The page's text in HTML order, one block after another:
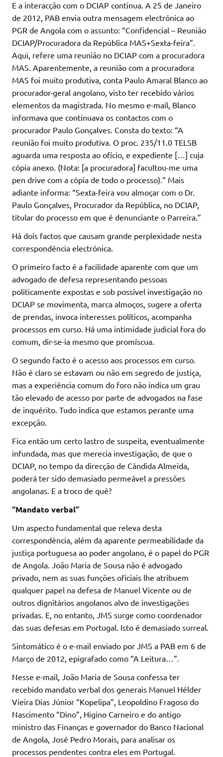
E a interacção com o DCIAP continua. A 25 de Janeiro
de 2012, PAB envia outra mensagem electrónica ao
PGR de Angola com o assunto: “Confidencial – Reunião
DCIAP/Procuradora da República MAS+Sexta-feira”.
Aqui, refere uma reunião no DCIAP com a procuradora
MAS. Aparentemente, a reunião com a procuradora
MAS foi muito produtiva, conta Paulo Amaral Blanco ao
procurador-geral angolano, visto ter recebido vários
elementos da magistrada. No mesmo e-mail, Blanco
informava que continuava os contactos com o
procurador Paulo Gonçalves. Consta do texto: “A
reunião foi muito produtiva. O proc. 235/11.0 TELSB
aguarda uma resposta ao ofício, e expediente […] cuja
cópia anexo. (Nota: [a procuradora] facultou-me uma
pen drive com a cópia de todo o processo).” Mais
adiante informa: “Sexta-feira vou almoçar com o Dr.
Paulo Gonçalves, Procurador da República, no DCIAP,
titular do processo em que é denunciante o Parreira.”
Há dois factos que causam grande perplexidade nesta
correspondência electrónica.
O primeiro facto é a facilidade aparente com que um
advogado de defesa representando pessoas
politicamente expostas e sob possível investigação no
DCIAP se movimenta, marca almoços, sugere a oferta
de prendas, invoca interesses políticos, acompanha
processos em curso. Há uma intimidade judicial fora do
comum, dir-se-ia mesmo que promíscua.
O segundo facto é o acesso aos processos em curso.
Não é claro se estavam ou não em segredo de justiça,
mas a experiência comum do foro não indica um grau
tão elevado de acesso por parte de advogados na fase
de inquérito. Tudo indica que estamos perante uma
excepção.
Fica então um certo lastro de suspeita, eventualmente
infundada, mas que merecia investigação, de que o
DCIAP, no tempo da direcção de Cândida Almeida,
poderá ter sido demasiado permeável a pressões
angolanas. E a troco de quê?
“Mandato verbal”
Um aspecto fundamental que releva desta
correspondência, além da aparente permeabilidade da
justiça portuguesa ao poder angolano, é o papel do PGR
de Angola. João Maria de Sousa não é advogado
privado, nem as suas funções oficiais lhe atribuem
qualquer papel na defesa de Manuel Vicente ou de
outros dignitários angolanos alvo de investigações
privadas. E, no entanto, JMS surge como coordenador
das suas defesas em Portugal. Isto é demasiado surreal.
Sintomático é o e-mail enviado por JMS a PAB em 6 de
Março de 2012, epigrafado como “A Leitura…”.
Nesse e-mail, João Maria de Sousa confessa ter
recebido mandato verbal dos generais Manuel Hélder
Vieira Dias Júnior “Kopelipa”, Leopoldino Fragoso do
Nascimento “Dino”, Higino Carneiro e do antigo
ministro das Finanças e governador do Banco Nacional
de Angola, José Pedro Morais, para analisar os
processos pendentes contra eles em Portugal.